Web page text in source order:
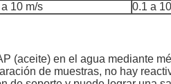
10 m/s 0.1 a
(aceite) en el agua mediante
de muestras, no hay